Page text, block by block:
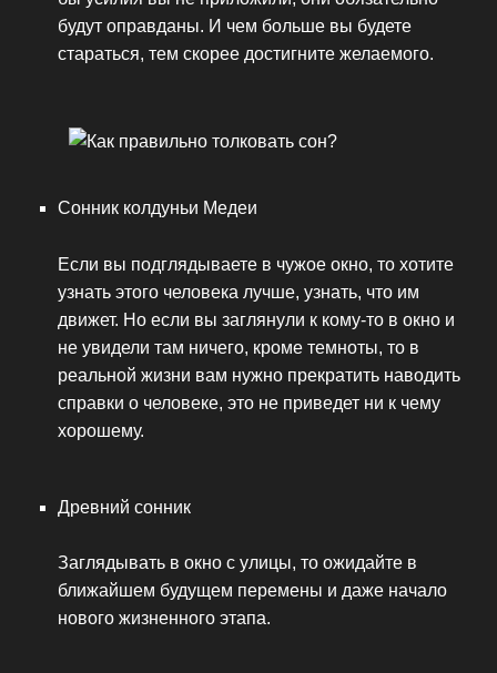
будут оправданы. И чем больше вы будете
стараться, тем скорее достигните желаемого.
Сонник колдуньи Медеи
Если вы подглядываете в чужое окно, то хотите
узнать этого человека лучше, узнать, что им
движет. Но если вы заглянули к кому-то в окно и
не увидели там ничего, кроме темноты, то в
реальной жизни вам нужно прекратить наводить
справки о человеке, это не приведет ни к чему
хорошему.
Древний сонник
Заглядывать в окно с улицы, то ожидайте в
ближайшем будущем перемены и даже начало
нового жизненного этапа.